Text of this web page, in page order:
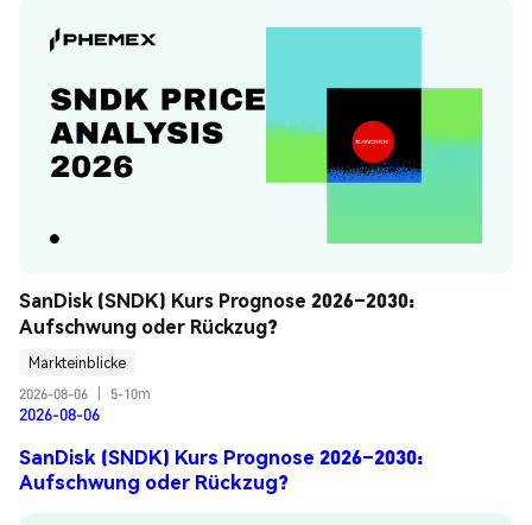
SanDisk (SNDK) Kurs Prognose 2026–2030:
Aufschwung oder Rückzug?
Markteinblicke
2026-08-06
5-10m
2026-08-06
SanDisk (SNDK) Kurs Prognose 2026–2030:
Aufschwung oder Rückzug?